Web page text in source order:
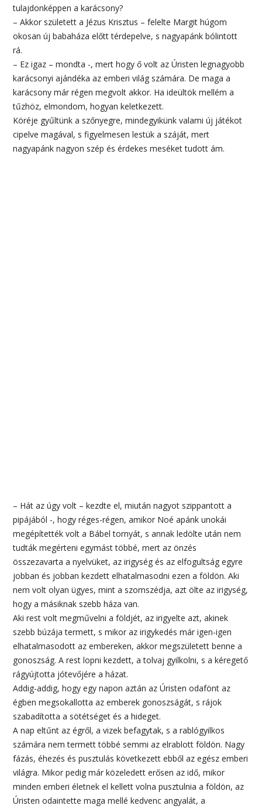
tulajdonképpen a karácsony?
– Akkor született a Jézus Krisztus – felelte Margit húgom
okosan új babaháza előtt térdepelve, s nagyapánk bólintott
rá.
– Ez igaz – mondta -, mert hogy ő volt az Úristen legnagyobb
karácsonyi ajándéka az emberi világ számára. De maga a
karácsony már régen megvolt akkor. Ha ideültök mellém a
tűzhöz, elmondom, hogyan keletkezett.
Köréje gyűltünk a szőnyegre, mindegyikünk valami új játékot
cipelve magával, s figyelmesen lestük a száját, mert
nagyapánk nagyon szép és érdekes meséket tudott ám.
– Hát az úgy volt – kezdte el, miután nagyot szippantott a
pipájából -, hogy réges-régen, amikor Noé apánk unokái
megépítették volt a Bábel tornyát, s annak ledölte után nem
tudták megérteni egymást többé, mert az önzés
összezavarta a nyelvüket, az irigység és az elfogultság egyre
jobban és jobban kezdett elhatalmasodni ezen a földön. Aki
nem volt olyan ügyes, mint a szomszédja, azt ölte az irigység,
hogy a másiknak szebb háza van.
Aki rest volt megművelni a földjét, az irigyelte azt, akinek
szebb búzája termett, s mikor az irigykedés már igen-igen
elhatalmasodott az embereken, akkor megszületett benne a
gonoszság. A rest lopni kezdett, a tolvaj gyilkolni, s a kéregető
rágyújtotta jótevőjére a házat.
Addig-addig, hogy egy napon aztán az Úristen odafönt az
égben megsokallotta az emberek gonoszságát, s rájok
szabadította a sötétséget és a hideget.
A nap eltűnt az égről, a vizek befagytak, s a rablógyilkos
számára nem termett többé semmi az elrablott földön. Nagy
fázás, éhezés és pusztulás következett ebből az egész emberi
világra. Mikor pedig már közeledett erősen az idő, mikor
minden emberi életnek el kellett volna pusztulnia a földön, az
Úristen odaintette maga mellé kedvenc angyalát, a